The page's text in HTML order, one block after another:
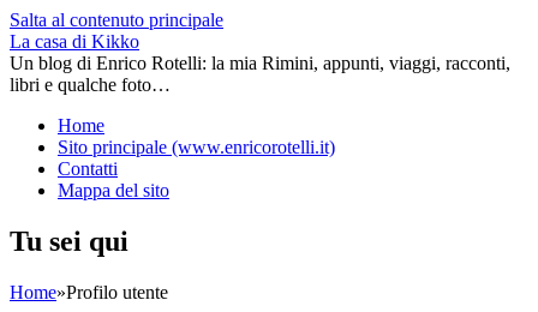
Salta al contenuto principale
La casa di Kikko
Un blog di Enrico Rotelli: la mia Rimini, appunti, viaggi, racconti,
libri e qualche foto…
Home
Sito principale (www.enricorotelli.it)
Contatti
Mappa del sito
Tu sei qui
Home»Profilo utente